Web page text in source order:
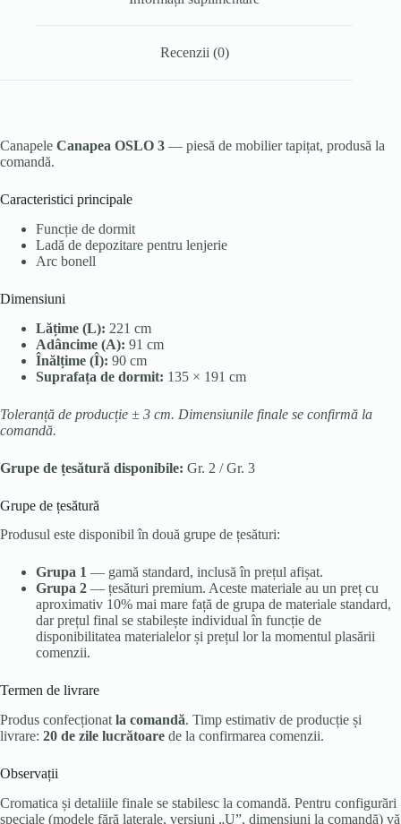
Recenzii (0)
Canapele Canapea OSLO 3 — piesă de mobilier tapițat, produsă la
comandă.
Caracteristici principale
Funcție de dormit
Ladă de depozitare pentru lenjerie
Arc bonell
Dimensiuni
Lățime (L): 221 cm
Adâncime (A): 91 cm
Înălțime (Î): 90 cm
Suprafața de dormit: 135 × 191 cm
Toleranță de producție ± 3 cm. Dimensiunile finale se confirmă la
comandă.
Grupe de țesătură disponibile: Gr. 2 / Gr. 3
Grupe de țesătură
Produsul este disponibil în două grupe de țesături:
Grupa 1 — gamă standard, inclusă în prețul afișat.
Grupa 2 — țesături premium. Aceste materiale au un preț cu
aproximativ 10% mai mare față de grupa de materiale standard,
dar prețul final se stabilește individual în funcție de
disponibilitatea materialelor și prețul lor la momentul plasării
comenzii.
Termen de livrare
Produs confecționat la comandă. Timp estimativ de producție și
livrare: 20 de zile lucrătoare de la confirmarea comenzii.
Observații
Cromatica și detaliile finale se stabilesc la comandă. Pentru configurări
speciale (modele fără laterale, versiuni „U”, dimensiuni la comandă) vă